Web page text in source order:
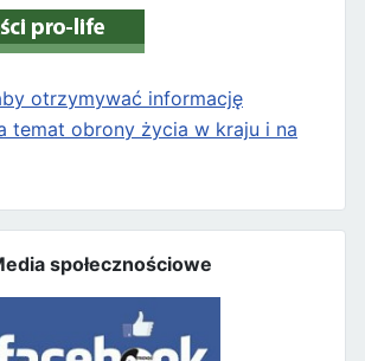
otrzymywać informację
temat obrony życia w kraju i na
społecznościowe